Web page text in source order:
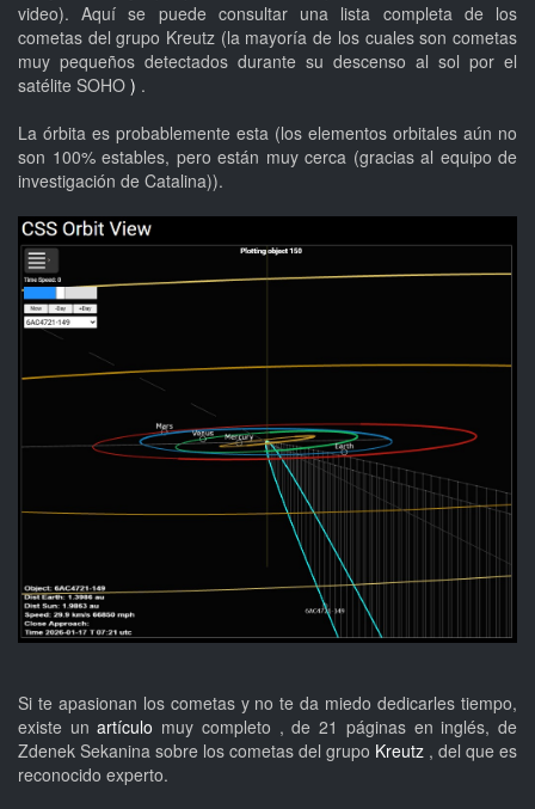
video). Aquí se puede consultar una lista completa de los
cometas del grupo Kreutz (la mayoría de los cuales son cometas
muy pequeños detectados durante su descenso al sol por el
satélite SOHO ) .
La órbita es probablemente esta (los elementos orbitales aún no
son 100% estables, pero están muy cerca (gracias al equipo de
investigación de Catalina)).
Si te apasionan los cometas y no te da miedo dedicarles tiempo,
existe unartículo muy completo , de 21 páginas en inglés, de
Zdenek Sekanina sobre los cometas del grupo Kreutz , del que es
reconocido experto.